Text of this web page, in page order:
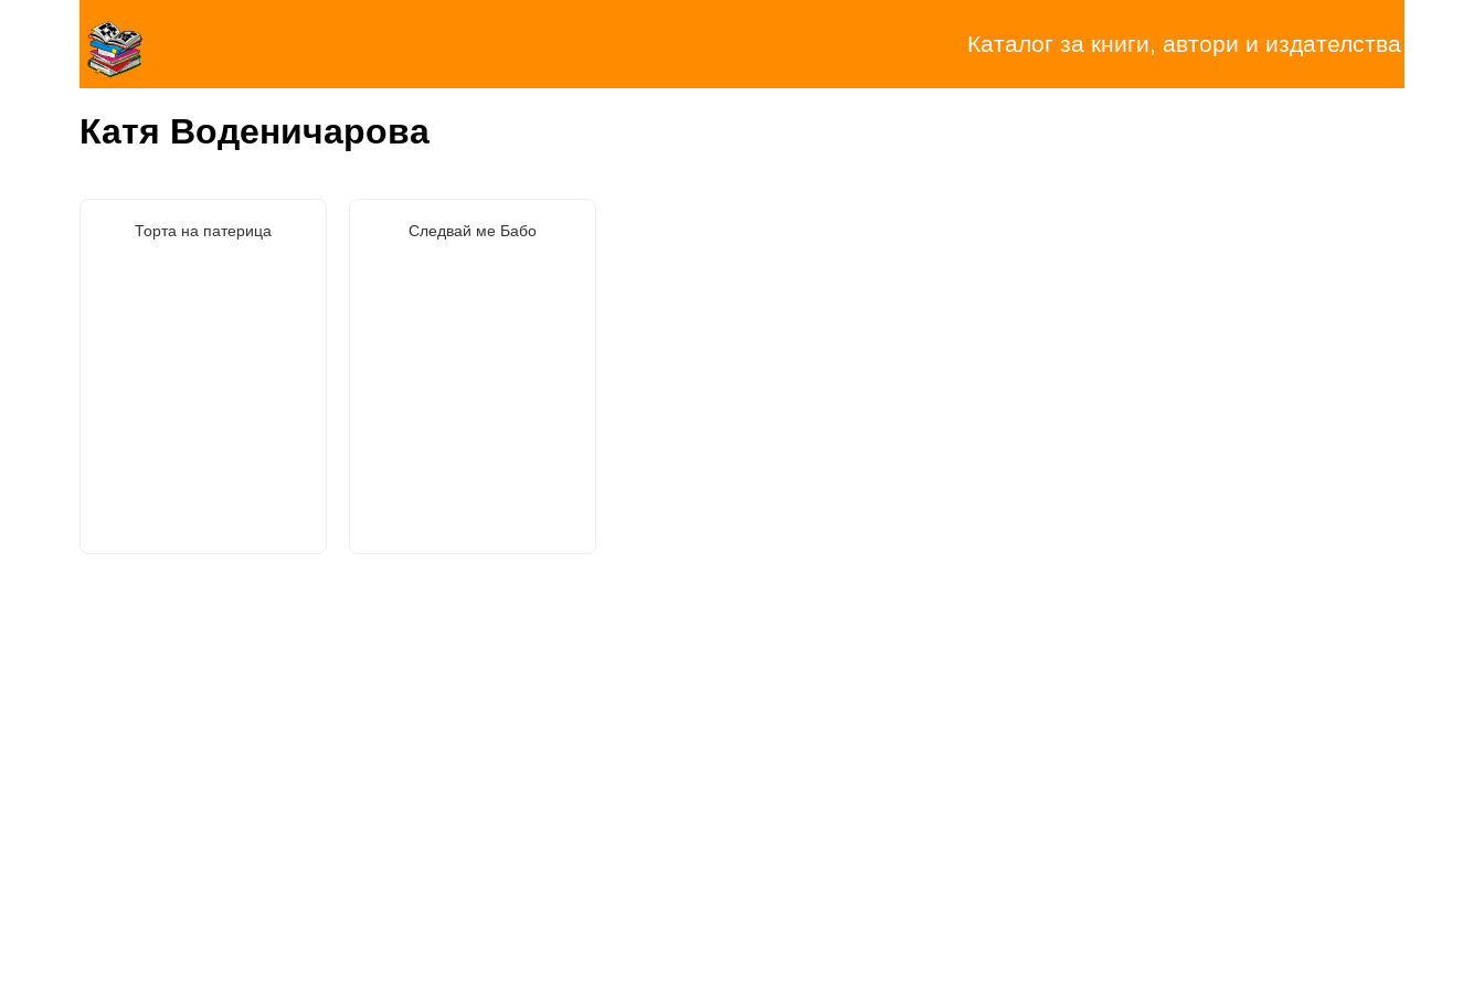
Каталог за книги, автори и издателства
Катя Воденичарова
Торта на патерица Следвай ме Бабо